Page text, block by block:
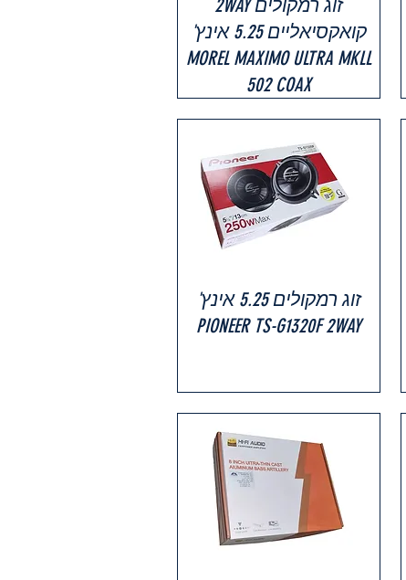
זוג רמקולים 2WAY
קואקסיאליים 5.25 אינץ'
MOREL MAXIMO ULTRA MKLL
502 COAX
זוג רמקולים 5.25 אינץ'
PIONEER TS-G1320F 2WAY